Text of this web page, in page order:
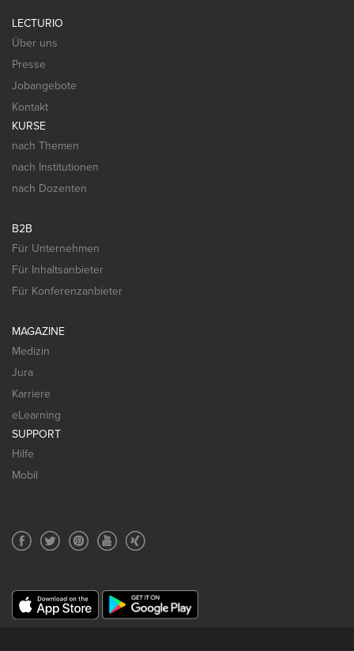
LECTURIO
Über uns
Presse
Jobangebote
Kontakt
KURSE
nach Themen
nach Institutionen
nach Dozenten
B2B
Für Unternehmen
Für Inhaltsanbieter
Für Konferenzanbieter
MAGAZINE
Medizin
Jura
Karriere
eLearning
SUPPORT
Hilfe
Mobil